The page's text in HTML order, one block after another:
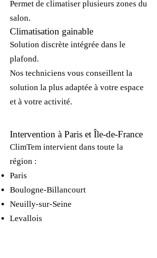
Permet de climatiser plusieurs zones du
salon.
Climatisation gainable
Solution discrète intégrée dans le
plafond.
Nos techniciens vous conseillent la
solution la plus adaptée à votre espace
et à votre activité.
Intervention à Paris et Île-de-France
ClimTem intervient dans toute la
région :
Paris
Boulogne-Billancourt
Neuilly-sur-Seine
Levallois